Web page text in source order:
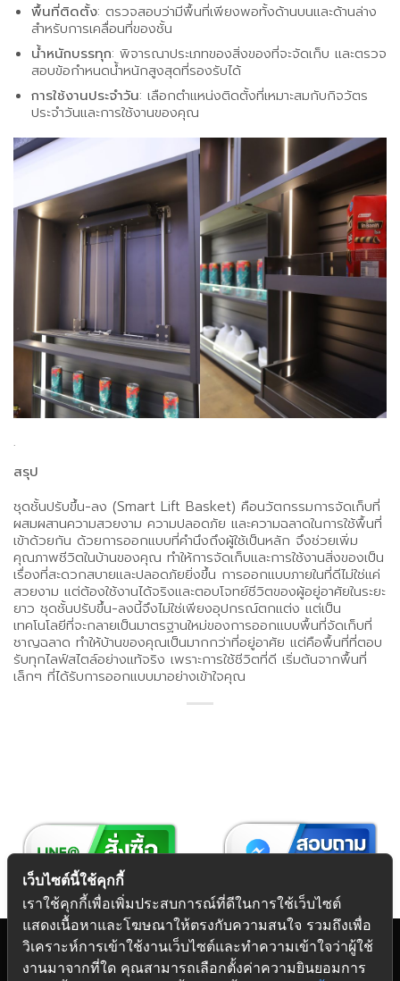
พื้นที่ติดตั้ง: ตรวจสอบว่ามีพื้นที่เพียงพอทั้งด้านบนและด้านล่าง
สำหรับการเคลื่อนที่ของชั้น
น้ำหนักบรรทุก: พิจารณาประเภทของสิ่งของที่จะจัดเก็บ และตรวจ
สอบข้อกำหนดน้ำหนักสูงสุดที่รองรับได้
การใช้งานประจำวัน: เลือกตำแหน่งติดตั้งที่เหมาะสมกับกิจวัตร
ประจำวันและการใช้งานของคุณ
.
สรุป
ชุดชั้นปรับขึ้น-ลง (Smart Lift Basket) คือนวัตกรรมการจัดเก็บที่
ผสมผสานความสวยงาม ความปลอดภัย และความฉลาดในการใช้พื้นที่
เข้าด้วยกัน ด้วยการออกแบบที่คำนึงถึงผู้ใช้เป็นหลัก จึงช่วยเพิ่ม
คุณภาพชีวิตในบ้านของคุณ ทำให้การจัดเก็บและการใช้งานสิ่งของเป็น
เรื่องที่สะดวกสบายและปลอดภัยยิ่งขึ้น การออกแบบภายในที่ดีไม่ใช่แค่
สวยงาม แต่ต้องใช้งานได้จริงและตอบโจทย์ชีวิตของผู้อยู่อาศัยในระยะ
ยาว ชุดชั้นปรับขึ้น-ลงนี้จึงไม่ใช่เพียงอุปกรณ์ตกแต่ง แต่เป็น
เทคโนโลยีที่จะกลายเป็นมาตรฐานใหม่ของการออกแบบพื้นที่จัดเก็บที่
ชาญฉลาด ทำให้บ้านของคุณเป็นมากกว่าที่อยู่อาศัย แต่คือพื้นที่ที่ตอบ
รับทุกไลฟ์สไตล์อย่างแท้จริง เพราะการใช้ชีวิตที่ดี เริ่มต้นจากพื้นที่
เล็กๆ ที่ได้รับการออกแบบมาอย่างเข้าใจคุณ
Copyright 2026 © Futuretech Intermarketing Co., Ltd.
เว็บไซต์นี้ใช้คุกกี้
เราใช้คุกกี้เพื่อเพิ่มประสบการณ์ที่ดีในการใช้เว็บไซต์
แสดงเนื้อหาและโฆษณาให้ตรงกับความสนใจ รวมถึงเพื่อ
วิเคราะห์การเข้าใช้งานเว็บไซต์และทำความเข้าใจว่าผู้ใช้
งานมาจากที่ใด คุณสามารถเลือกตั้งค่าความยินยอมการ